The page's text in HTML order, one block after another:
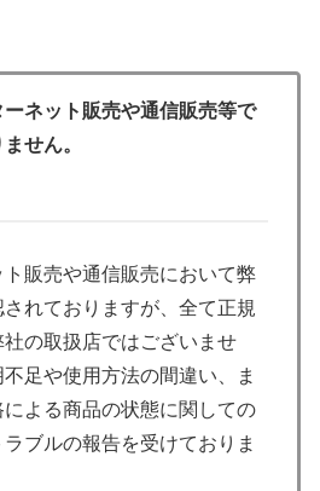
ネット販売や通信販売等で
せん。
販売や通信販売において弊
れておりますが、全て正規
の取扱店ではございませ
足や使用方法の間違い、ま
よる商品の状態に関しての
ブルの報告を受けておりま